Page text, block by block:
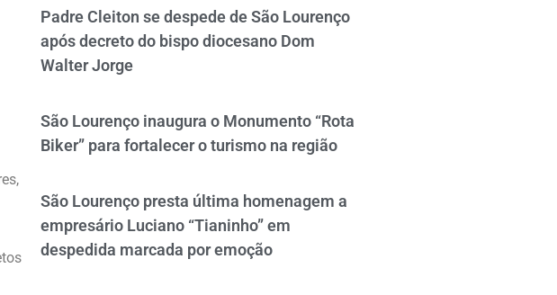
Padre Cleiton se despede de São Lourenço
após decreto do bispo diocesano Dom
Walter Jorge
São Lourenço inaugura o Monumento “Rota
Biker” para fortalecer o turismo na região
São Lourenço presta última homenagem a
empresário Luciano “Tianinho” em
despedida marcada por emoção